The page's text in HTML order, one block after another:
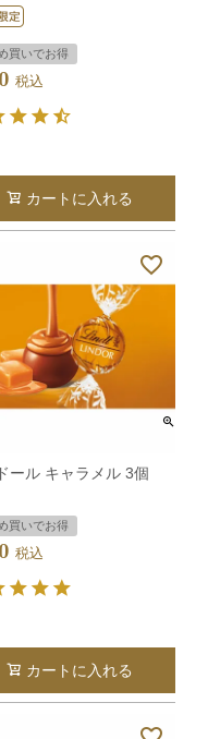
買いでお得
税込
カートに入れる
ール キャラメル 3個
買いでお得
税込
カートに入れる